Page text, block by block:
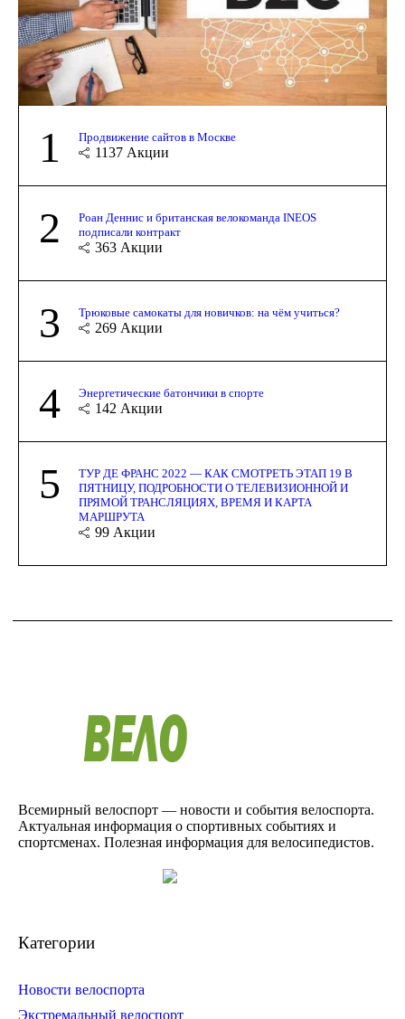
1 Продвижение сайтов в Москве
1137 Акции
2
Роан Деннис и британская велокоманда INEOS
подписали контракт
363 Акции
3 Трюковые самокаты для новичков: на чём учиться?
269 Акции
4 Энергетические батончики в спорте
142 Акции
5
ТУР ДЕ ФРАНС 2022 — КАК СМОТРЕТЬ ЭТАП 19 В
ПЯТНИЦУ, ПОДРОБНОСТИ О ТЕЛЕВИЗИОННОЙ И
ПРЯМОЙ ТРАНСЛЯЦИЯХ, ВРЕМЯ И КАРТА
МАРШРУТА
99 Акции
Всемирный велоспорт — новости и события велоспорта.
Актуальная информация о спортивных событиях и
спортсменах. Полезная информация для велосипедистов.
Категории
Новости велоспорта
Экстремальный велоспорт